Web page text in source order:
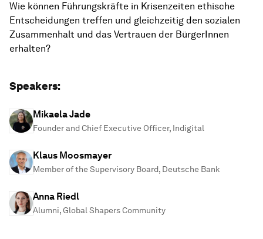
Wie können Führungskräfte in Krisenzeiten ethische
Entscheidungen treffen und gleichzeitig den sozialen
Zusammenhalt und das Vertrauen der BürgerInnen
erhalten?
Speakers:
Mikaela Jade
Founder and Chief Executive Officer, Indigital
Klaus Moosmayer
Member of the Supervisory Board, Deutsche Bank
Anna Riedl
Alumni, Global Shapers Community